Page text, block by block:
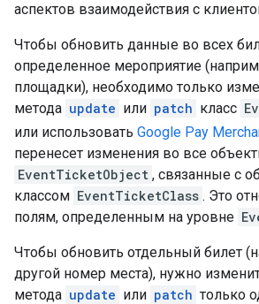
аспектов взаимодействия с
Чтобы обновить данные во всех
определенное мероприятие
площадки), необходимо только
метода update или patch класс
или использовать Google Pay
перенесет изменения во все
EventTicketObject , связанные с
классом EventTicketClass . Это
полям, определенным на уровне
Чтобы обновить отдельный билет
другой номер места), нужно
метода update или patch только